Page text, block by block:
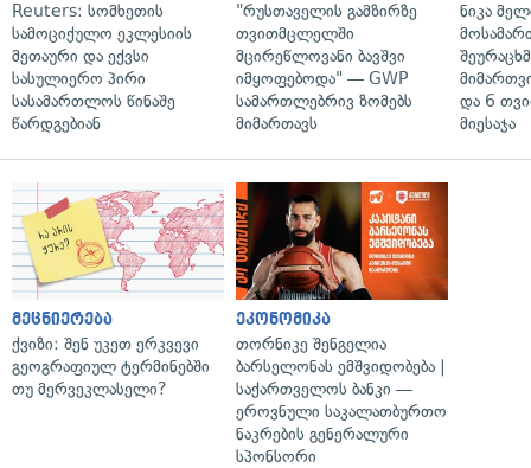
Reuters: სომხეთის
სამოციქულო ეკლესიის
მეთაური და ექვსი
სასულიერო პირი
სასამართლოს წინაშე
წარდგებიან
"რუსთაველის გამზირზე
თვითმცლელში
მცირეწლოვანი ბავშვი
იმყოფებოდა" — GWP
სამართლებრივ ზომებს
მიმართავს
ნიკა
და 6
მიესაჯა
მეცნიერება
ქვიზი: შენ უკეთ ერკვევი
გეოგრაფიულ ტერმინებში
თუ მერვეკლასელი?
ეკონომიკა
თორნიკე შენგელია
ბარსელონას ემშვიდობება |
საქართველოს ბანკი —
ეროვნული საკალათბურთო
ნაკრების გენერალური
სპონსორი